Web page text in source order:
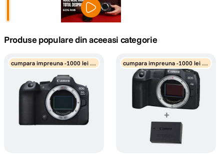
trepied telefon
4. peak design
5. canon sx740 hs
6. lavaliera
card memorie
Produse populare din aceeasi categorie
cumpara impreuna -1000 lei di
cumpara impreuna -1000 lei di
scount